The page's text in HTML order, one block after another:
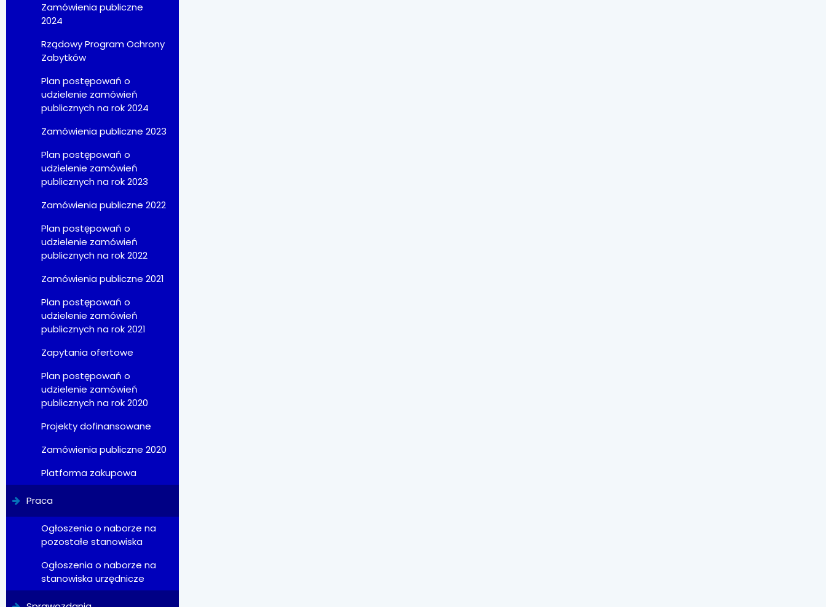
Zamówienia publiczne
2024
Rządowy Program Ochrony
Zabytków
Plan postępowań o
udzielenie zamówień
publicznych na rok 2024
Zamówienia publiczne 2023
Plan postępowań o
udzielenie zamówień
publicznych na rok 2023
Zamówienia publiczne 2022
Plan postępowań o
udzielenie zamówień
publicznych na rok 2022
Zamówienia publiczne 2021
Plan postępowań o
udzielenie zamówień
publicznych na rok 2021
Zapytania ofertowe
Plan postępowań o
udzielenie zamówień
publicznych na rok 2020
Projekty dofinansowane
Zamówienia publiczne 2020
Platforma zakupowa
Praca
Ogłoszenia o naborze na
pozostałe stanowiska
Ogłoszenia o naborze na
stanowiska urzędnicze